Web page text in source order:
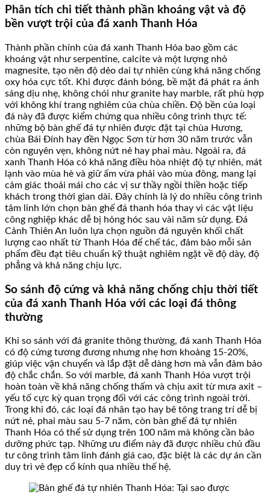
Phân tích chi tiết thành phần khoáng vật và độ
bền vượt trội của đá xanh Thanh Hóa
Thành phần chính của đá xanh Thanh Hóa bao gồm các
khoáng vật như serpentine, calcite và một lượng nhỏ
magnesite, tạo nên độ dẻo dai tự nhiên cùng khả năng chống
oxy hóa cực tốt. Khi được đánh bóng, bề mặt đá phát ra ánh
sáng dịu nhẹ, không chói như granite hay marble, rất phù hợp
với không khí trang nghiêm của chùa chiền. Độ bền của loại
đá này đã được kiểm chứng qua nhiều công trình thực tế:
những bộ bàn ghế đá tự nhiên được đặt tại chùa Hương,
chùa Bái Đính hay đền Ngọc Sơn từ hơn 30 năm trước vẫn
còn nguyên vẹn, không nứt nẻ hay phai màu. Ngoài ra, đá
xanh Thanh Hóa có khả năng điều hòa nhiệt độ tự nhiên, mát
lạnh vào mùa hè và giữ ấm vừa phải vào mùa đông, mang lại
cảm giác thoải mái cho các vị sư thầy ngồi thiền hoặc tiếp
khách trong thời gian dài. Đây chính là lý do nhiều công trình
tâm linh lớn chọn bàn ghế đá thanh hóa thay vì các vật liệu
công nghiệp khác dễ bị hỏng hóc sau vài năm sử dụng. Đá
Cảnh Thiên An luôn lựa chọn nguồn đá nguyên khối chất
lượng cao nhất từ Thanh Hóa để chế tác, đảm bảo mỗi sản
phẩm đều đạt tiêu chuẩn kỹ thuật nghiêm ngặt về độ dày, độ
phẳng và khả năng chịu lực.
So sánh độ cứng và khả năng chống chịu thời tiết
của đá xanh Thanh Hóa với các loại đá thông
thường
Khi so sánh với đá granite thông thường, đá xanh Thanh Hóa
có độ cứng tương đương nhưng nhẹ hơn khoảng 15-20%,
giúp việc vận chuyển và lắp đặt dễ dàng hơn mà vẫn đảm bảo
độ chắc chắn. So với marble, đá xanh Thanh Hóa vượt trội
hoàn toàn về khả năng chống thấm và chịu axit từ mưa axit –
yếu tố cực kỳ quan trọng đối với các công trình ngoài trời.
Trong khi đó, các loại đá nhân tạo hay bê tông trang trí dễ bị
nứt nẻ, phai màu sau 5-7 năm, còn bàn ghế đá tự nhiên
Thanh Hóa có thể sử dụng trên 100 năm mà không cần bảo
dưỡng phức tạp. Những ưu điểm này đã được nhiều chủ đầu
tư công trình tâm linh đánh giá cao, đặc biệt là các dự án cần
duy trì vẻ đẹp cổ kính qua nhiều thế hệ.